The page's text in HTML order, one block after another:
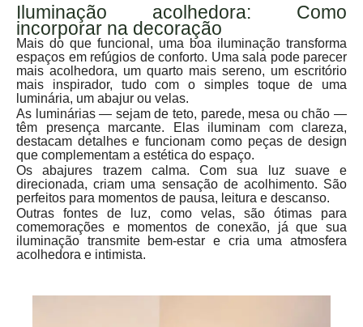
Iluminação acolhedora: Como
incorporar na decoração
Mais do que funcional, uma boa iluminação transforma
espaços em refúgios de conforto. Uma sala pode parecer
mais acolhedora, um quarto mais sereno, um escritório
mais inspirador, tudo com o simples toque de uma
luminária, um abajur ou velas.
As luminárias — sejam de teto, parede, mesa ou chão —
têm presença marcante. Elas iluminam com clareza,
destacam detalhes e funcionam como peças de design
que complementam a estética do espaço.
Os abajures trazem calma. Com sua luz suave e
direcionada, criam uma sensação de acolhimento. São
perfeitos para momentos de pausa, leitura e descanso.
Outras fontes de luz, como velas, são ótimas para
comemorações e momentos de conexão, já que sua
iluminação transmite bem-estar e cria uma atmosfera
acolhedora e intimista.